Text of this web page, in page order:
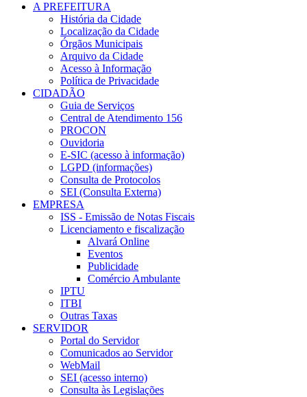
A PREFEITURA
História da Cidade
Localização da Cidade
Órgãos Municipais
Arquivo da Cidade
Acesso à Informação
Política de Privacidade
CIDADÃO
Guia de Serviços
Central de Atendimento 156
PROCON
Ouvidoria
E-SIC (acesso à informação)
LGPD (informações)
Consulta de Protocolos
SEI (Consulta Externa)
EMPRESA
ISS - Emissão de Notas Fiscais
Licenciamento e fiscalização
Alvará Online
Eventos
Publicidade
Comércio Ambulante
IPTU
ITBI
Outras Taxas
SERVIDOR
Portal do Servidor
Comunicados ao Servidor
WebMail
SEI (acesso interno)
Consulta às Legislações